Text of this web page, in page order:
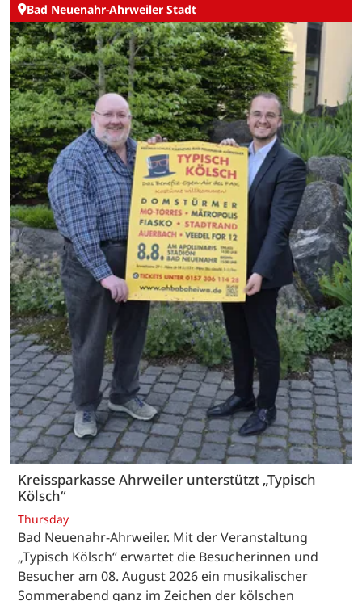
Bad Neuenahr-Ahrweiler Stadt
Kreissparkasse Ahrweiler unterstützt „Typisch
Kölsch“
Thursday
Bad Neuenahr-Ahrweiler. Mit der Veranstaltung
„Typisch Kölsch“ erwartet die Besucherinnen und
Besucher am 08. August 2026 ein musikalischer
Sommerabend ganz im Zeichen der kölschen